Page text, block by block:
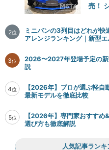
売！
2位
ミニバンの3列目はどれが快
アレンジランキング｜新型
3位
2026〜2027年登場予定の
説
4位
【2026年】プロが選ぶ軽自
最新モデルを徹底比較
5位
【2026年】専門家おすす
選び方も徹底解説
人気記事ラン